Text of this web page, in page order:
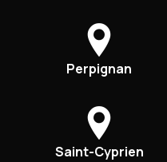
Perpignan
Saint-Cyprien